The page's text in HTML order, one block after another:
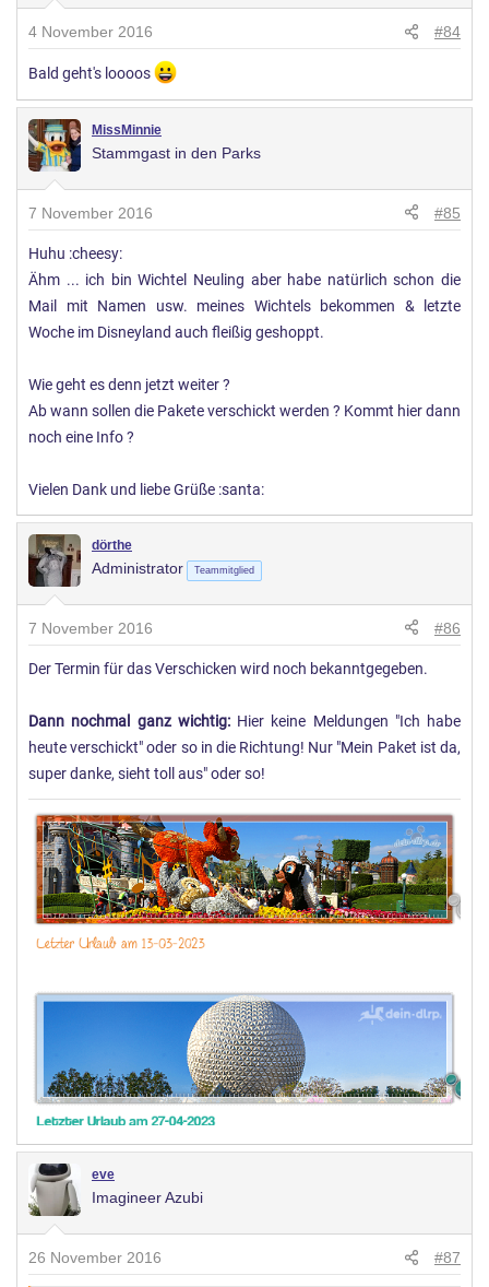
4 November 2016 #84
Bald geht's loooos
MissMinnie
Stammgast in den Parks
7 November 2016 #85
Huhu :cheesy:
Ähm ... ich bin Wichtel Neuling aber habe natürlich schon die
Mail mit Namen usw. meines Wichtels bekommen & letzte
Woche im Disneyland auch fleißig geshoppt.
Wie geht es denn jetzt weiter ?
Ab wann sollen die Pakete verschickt werden ? Kommt hier dann
noch eine Info ?
Vielen Dank und liebe Grüße :santa:
dörthe
Administrator Teammitglied
7 November 2016 #86
Der Termin für das Verschicken wird noch bekanntgegeben.
Dann nochmal ganz wichtig:Hier keine Meldungen "Ich habe
heute verschickt" oder so in die Richtung! Nur "Mein Paket ist da,
super danke, sieht toll aus" oder so!
eve
Imagineer Azubi
26 November 2016 #87